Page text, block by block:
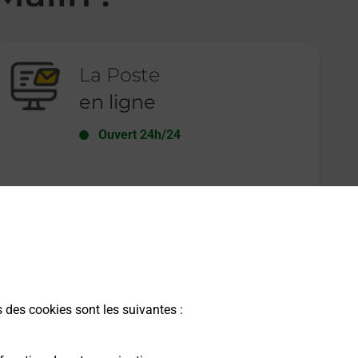
cookies sont les suivantes :
La Poste
en ligne
Ouvert 24h/24